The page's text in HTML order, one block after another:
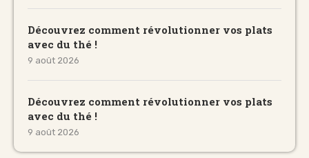
Découvrez comment révolutionner vos plats
avec du thé !
9 août 2026
Découvrez comment révolutionner vos plats
avec du thé !
9 août 2026